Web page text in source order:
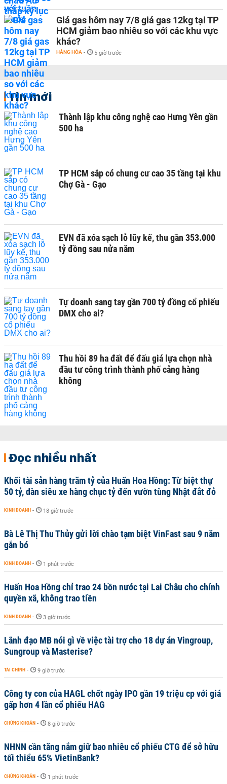
Giá gas hôm nay 7/8 giá gas 12kg tại TP
HCM giảm bao nhiêu so với các khu vực
khác?
HÀNG HÓA - 5 giờ trước
Tin mới
Thành lập khu công nghệ cao Hưng Yên gần
500 ha
TP HCM sắp có chung cư cao 35 tầng tại khu
Chợ Gà - Gạo
EVN đã xóa sạch lỗ lũy kế, thu gần 353.000
tỷ đồng sau nửa năm
Tự doanh sang tay gần 700 tỷ đồng cổ phiếu
DMX cho ai?
Thu hồi 89 ha đất để đấu giá lựa chọn nhà
đầu tư công trình thành phố cảng hàng
không
Đọc nhiều nhất
Khối tài sản hàng trăm tỷ của Huấn Hoa Hồng: Từ biệt thự
50 tỷ, dàn siêu xe hàng chục tỷ đến vườn tùng Nhật đắt đỏ
KINH DOANH - 18 giờ trước
Bà Lê Thị Thu Thủy gửi lời chào tạm biệt VinFast sau 9 năm
gắn bó
KINH DOANH - 1 phút trước
Huấn Hoa Hồng chỉ trao 24 bồn nước tại Lai Châu cho chính
quyền xã, không trao tiền
KINH DOANH - 3 giờ trước
Lãnh đạo MB nói gì về việc tài trợ cho 18 dự án Vingroup,
Sungroup và Masterise?
TÀI CHÍNH - 9 giờ trước
Công ty con của HAGL chốt ngày IPO gần 19 triệu cp với giá
gấp hơn 4 lần cổ phiếu HAG
CHỨNG KHOÁN - 8 giờ trước
NHNN cần tăng nắm giữ bao nhiêu cổ phiếu CTG để sở hữu
tối thiểu 65% VietinBank?
CHỨNG KHOÁN - 1 phút trước